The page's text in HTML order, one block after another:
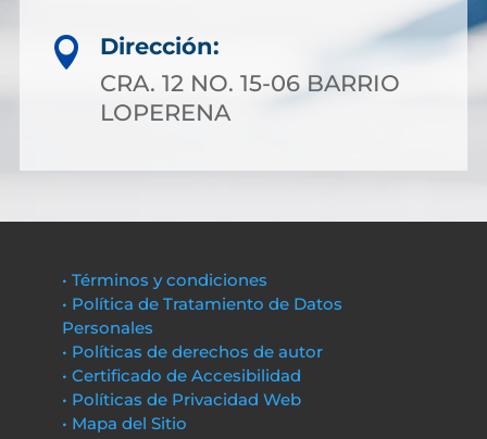

Dirección:
CRA. 12 NO. 15-06 BARRIO
LOPERENA
• Términos y condiciones
• Política de Tratamiento de Datos
Personales
• Políticas de derechos de autor
• Certificado de Accesibilidad
• Políticas de Privacidad Web
• Mapa del Sitio